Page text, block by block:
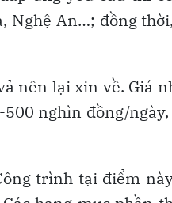
Nghệ An…; đồng
nên lại xin về. Giá
nghìn đồng/
trình tại điểm